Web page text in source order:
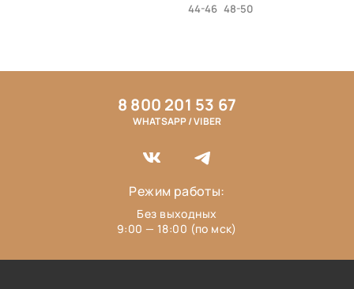
44-46 48-50
8 800 201 53 67
WHATSAPP / VIBER
Режим работы:
Без выходных
9:00 — 18:00 (по мск)